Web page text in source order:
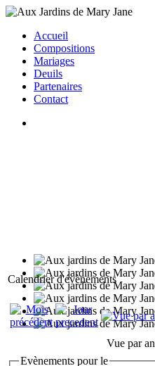
Accueil
Compositions
Mariages
Deuils
Partenaires
Contact
Calendrier d'évènements
Vue par an
Evènements pour le